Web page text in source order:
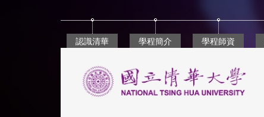
認識清華 學程簡介 學程師資